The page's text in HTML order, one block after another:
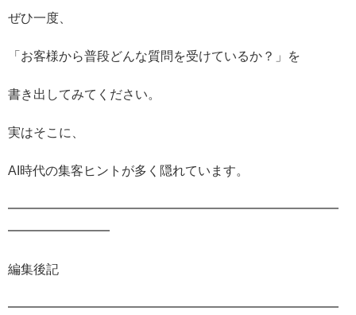
ぜひ一度、
「お客様から普段どんな質問を受けているか？」を
書き出してみてください。
実はそこに、
AI時代の集客ヒントが多く隠れています。
━━━━━━━━━━━━━━━━━━━━━━━━━━
━━━━━━━━
編集後記
━━━━━━━━━━━━━━━━━━━━━━━━━━